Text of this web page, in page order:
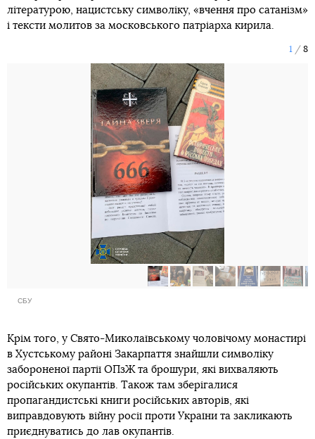
літературою, нацистську символіку, «вчення про сатанізм»
і тексти молитов за московського патріарха кирила.
1 8
СБУ
Крім того, у Свято-Миколаївському чоловічому монастирі
в Хустському районі Закарпаття знайшли символіку
забороненої партії ОПзЖ та брошури, які вихваляють
російських окупантів. Також там зберігалися
пропагандистські книги російських авторів, які
виправдовують війну росії проти України та закликають
приєднуватись до лав окупантів.